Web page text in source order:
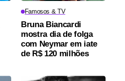
Famosos & TV
Bruna Biancardi
mostra dia de folga
com Neymar em iate
de R$ 120 milhões